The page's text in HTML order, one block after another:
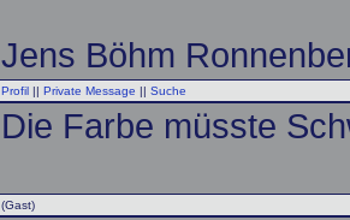
Jens Böhm
Profil || Private Message || Suche
Die Farbe müsste
(Gast)